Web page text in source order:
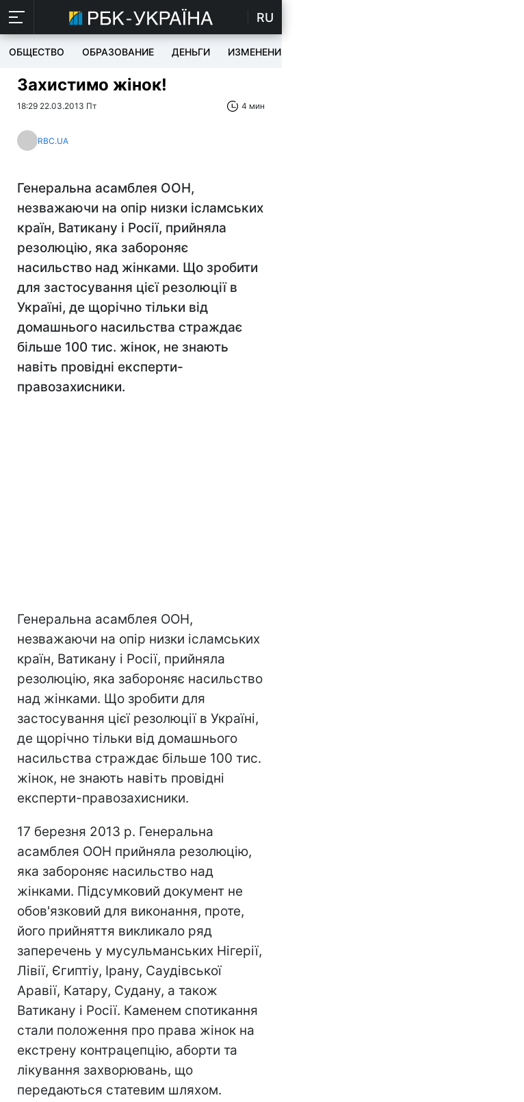
RU
ОБЩЕСТВО ОБРАЗОВАНИЕ ДЕНЬГИ ИЗМЕНЕНИЯ
Захистимо жінок!
18:29 22.03.2013 Пт 4 мин
RBC.UA
Генеральна асамблея ООН,
незважаючи на опір низки ісламських
країн, Ватикану і Росії, прийняла
резолюцію, яка забороняє
насильство над жінками. Що зробити
для застосування цієї резолюції в
Україні, де щорічно тільки від
домашнього насильства страждає
більше 100 тис. жінок, не знають
навіть провідні експерти-
правозахисники.
Генеральна асамблея ООН,
незважаючи на опір низки ісламських
країн, Ватикану і Росії, прийняла
резолюцію, яка забороняє насильство
над жінками. Що зробити для
застосування цієї резолюції в Україні,
де щорічно тільки від домашнього
насильства страждає більше 100 тис.
жінок, не знають навіть провідні
експерти-правозахисники.
17 березня 2013 р. Генеральна
асамблея ООН прийняла резолюцію,
яка забороняє насильство над
жінками. Підсумковий документ не
обов'язковий для виконання, проте,
його прийняття викликало ряд
заперечень у мусульманських Нігерії,
Лівії, Єгиптіу, Ірану, Саудівської
Аравії, Катару, Судану, а також
Ватикану і Росії. Каменем спотикання
стали положення про права жінок на
екстрену контрацепцію, аборти та
лікування захворювань, що
передаються статевим шляхом.